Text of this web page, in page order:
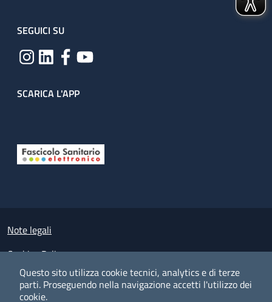
Questo sito utilizza cookie tecnici, analytics e di terze
parti. Proseguendo nella navigazione accetti l'utilizzo dei
cookie.
SEGUICI SU
SCARICA L'APP
Small prints
Note legali
Cookies Policy
Policy privacy e protezione del dato personale